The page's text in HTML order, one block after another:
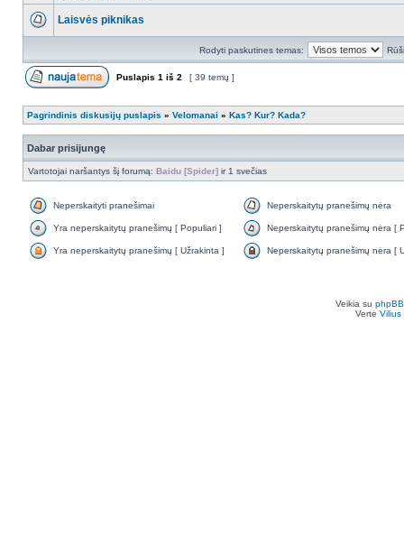
Laisvės piknikas
Rodyti paskutines temas:
Puslapis 1 iš 2 [ 39 temų ]
Pagrindinis diskusijų puslapis » Velomanai » Kas? Kur? Kada?
Dabar prisijungę
Vartotojai naršantys šį forumą: Baidu [Spider] ir 1 svečias
Neperskaityti pranešimai Neperskaitytų pranešimų nėra
Yra neperskaitytų pranešimų [ Populiari ] Neperskaitytų pranešimų nėra [
Yra neperskaitytų pranešimų [ Užrakinta ] Neperskaitytų pranešimų nėra [
Veikia su phpBB
Vertė Vilius